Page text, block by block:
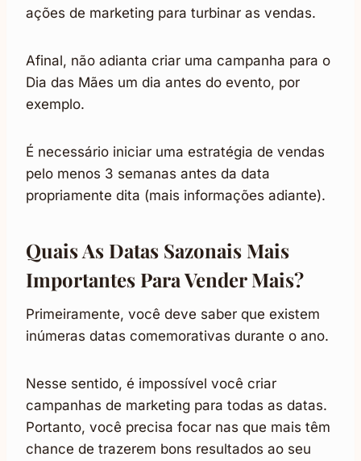
ações de marketing para turbinar as vendas.
Afinal, não adianta criar uma campanha para o
Dia das Mães um dia antes do evento, por
exemplo.
É necessário iniciar uma estratégia de vendas
pelo menos 3 semanas antes da data
propriamente dita (mais informações adiante).
Quais As Datas Sazonais Mais
Importantes ParaVender Mais?
Primeiramente, você deve saber que existem
inúmeras datas comemorativas durante o ano.
Nesse sentido, é impossível você criar
campanhas de marketing para todas as datas.
Portanto, você precisa focar nas que mais têm
chance de trazerem bons resultados ao seu